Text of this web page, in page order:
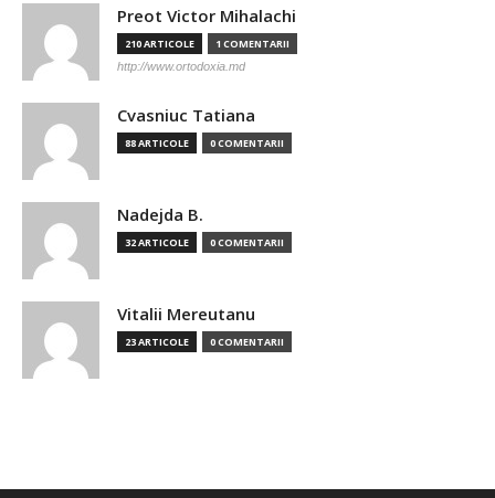
Preot Victor Mihalachi
210 ARTICOLE 1 COMENTARII
http://www.ortodoxia.md
Cvasniuc Tatiana
88 ARTICOLE 0 COMENTARII
Nadejda B.
32 ARTICOLE 0 COMENTARII
Vitalii Mereutanu
23 ARTICOLE 0 COMENTARII